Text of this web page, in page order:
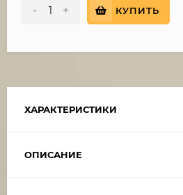
- + КУПИТЬ
ХАРАКТЕРИСТИКИ
ОПИСАНИЕ